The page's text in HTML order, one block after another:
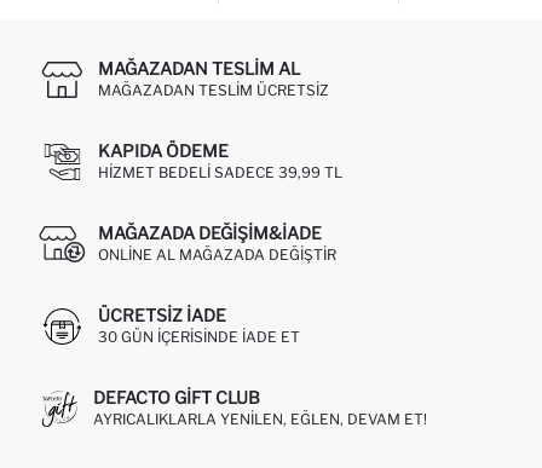
MAĞAZADAN TESLIM AL
MAĞAZADAN TESLIM ÜCRETSIZ
KAPIDA ÖDEME
HIZMET BEDELI SADECE 39,99 TL
MAĞAZADA DEĞIŞIM&İADE
ONLINE AL MAĞAZADA DEĞIŞTIR
ÜCRETSIZ IADE
30 GÜN IÇERISINDE IADE ET
DEFACTO GIFT CLUB
AYRICALIKLARLA YENILEN, EĞLEN, DEVAM ET!